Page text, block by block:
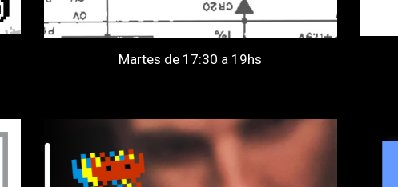
Martes de 17:30 a 19hs